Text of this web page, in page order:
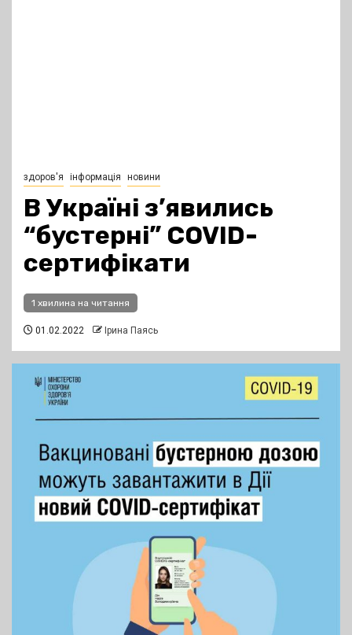
здоров'я інформація новини
В Україні з’явились
“бустерні” COVID-
сертифікати
1 хвилина на читання
01.02.2022 Ірина Паясь